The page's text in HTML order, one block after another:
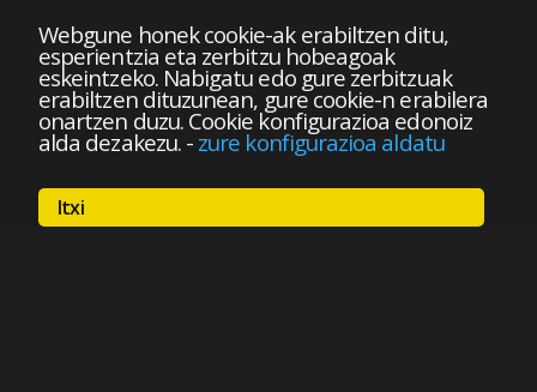
Webgune honek cookie-ak erabiltzen ditu,
esperientzia eta zerbitzu hobeagoak
eskeintzeko. Nabigatu edo gure zerbitzuak
erabiltzen dituzunean, gure cookie-n erabilera
onartzen duzu. Cookie konfigurazioa edonoiz
alda dezakezu.- zure konfigurazioa aldatu
Itxi